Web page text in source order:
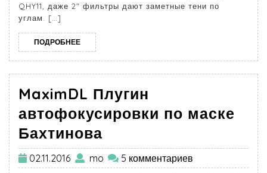
QHY11, даже 2″ фильтры дают заметные тени по
углам. […]
ПОДРОБНЕЕ
MaximDL Плугин
автофокусировки по маске
Бахтинова
02.11.2016 mo 5 комментариев